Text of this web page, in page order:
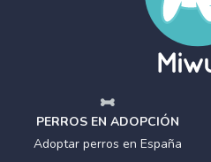
PERROS EN ADOPCIÓN
Adoptar perros en España